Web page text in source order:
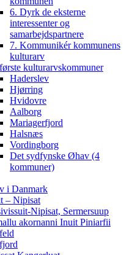
6. Dyrk de eksterne
interessenter og
samarbejdspartnere
7. Kommunikér kommunens
kulturarv
kulturarvskommuner
Haderslev
Hjørring
Hvidovre
Aalborg
Mariagerfjord
Halsnæs
Vordingborg
Det sydfynske Øhav (4
kommuner)
i Danmark
– Nipisat
Nipisat, Sermersuup
akornanni Inuit Piniarfii